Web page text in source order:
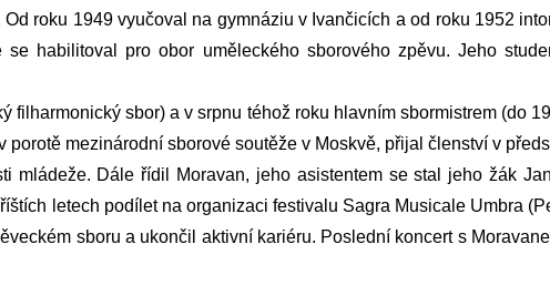
roku 1949 vyučoval na gymnáziu v Ivančicích a od roku 1952
habilitoval pro obor uměleckého sborového zpěvu. Jeho
sbor) a v srpnu téhož roku hlavním sbormistrem (do
mezinárodní sborové soutěže v Moskvě, přijal členství v
mládeže. Dále řídil Moravan, jeho asistentem se stal jeho žák
letech podílet na organizaci festivalu Sagra Musicale Umbra
sboru a ukončil aktivní kariéru. Poslední koncert s